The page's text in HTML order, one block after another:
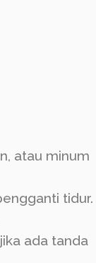
atau minum
tidur.
ada tanda